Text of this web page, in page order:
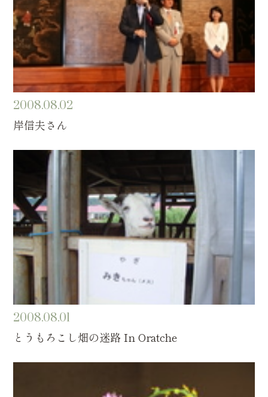
2008.08.02
岸信夫さん
2008.08.01
とうもろこし畑の迷路 In Oratche